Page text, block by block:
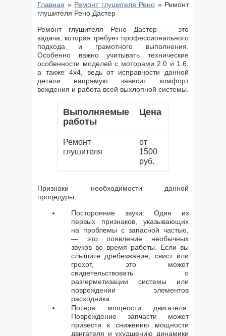
Главная » Ремонт глушителя Рено » Ремонт
глушителя Рено Дастер
Ремонт глушителя Рено Дастер — это
задача, которая требует профессионального
подхода и грамотного выполнения.
Особенно важно учитывать технические
особенности моделей с моторами 2.0 и 1.6,
а также 4х4, ведь от исправности данной
детали напрямую зависит комфорт
вождения и работа всей выхлопной системы.
Выполняемые
работы
Цена
Ремонт
глушителя
от
1500
руб.
Признаки необходимости данной
процедуры:
Посторонние звуки: Один из
первых признаков, указывающих
на проблемы с запасной частью,
— это появление необычных
звуков во время работы. Если вы
слышите дребезжание, свист или
грохот, это может
свидетельствовать о
разгерметизации системы или
повреждении элементов
расходника.
Потеря мощности двигателя:
Повреждение запчасти может
привести к снижению мощности
двигателя и ухудшению динамики